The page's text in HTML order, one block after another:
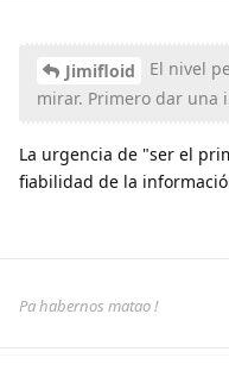
Jimifloid
El nivel
mirar. Primero dar una
La urgencia de "ser el
fiabilidad de la
Pa habernos matao !